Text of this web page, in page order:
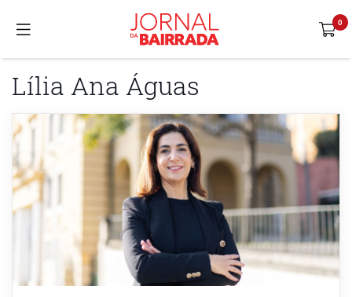
Lília Ana Águas